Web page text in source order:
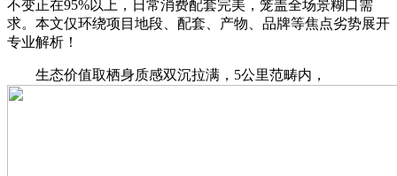
不变正在95%以上，日常消费配套完美，笼盖全场景糊口需
求。本文仅环绕项目地段、配套、产物、品牌等焦点劣势展开
专业解析！
生态价值取栖身质感双沉拉满，5公里范畴内，